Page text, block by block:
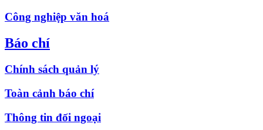
Công nghiệp văn hoá
Báo chí
Chính sách quản lý
Toàn cảnh báo chí
Thông tin đối ngoại